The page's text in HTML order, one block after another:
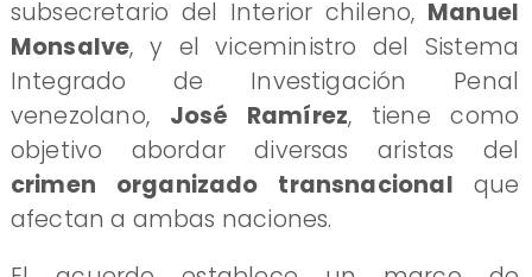
subsecretario del Interior chileno, Manuel
Monsalve, y el viceministro del Sistema
Integrado de Investigación Penal
venezolano, José Ramírez, tiene como
objetivo abordar diversas aristas del
crimen organizado transnacional que
afectan a ambas naciones.